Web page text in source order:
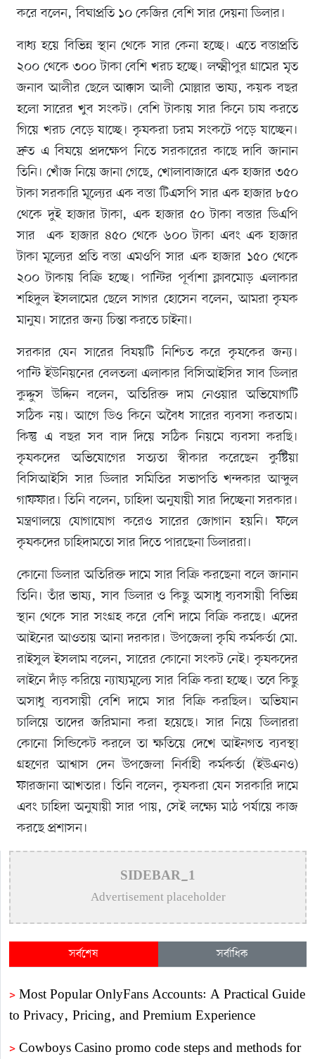
করে বলেন, বিঘাপ্রতি ১০ কেজির বেশি সার দেয়না ডিলার।
বাধ্য হয়ে বিভিন্ন স্থান থেকে সার কেনা হচ্ছে। এতে বস্তাপ্রতি
২০০ থেকে ৩০০ টাকা বেশি খরচ হচ্ছে। লক্ষ্মীপুর গ্রামের মৃত
জনাব আলীর ছেলে আক্কাস আলী মোল্লার ভাষ্য, কয়ক বছর
হলো সারের খুব সংকট। বেশি টাকায় সার কিনে চাষ করতে
গিয়ে খরচ বেড়ে যাচ্ছে। কৃষকরা চরম সংকটে পড়ে যাচ্ছেন।
দ্রুত এ বিষয়ে প্রদক্ষেপ নিতে সরকারের কাছে দাবি জানান
তিনি। খোঁজ নিয়ে জানা গেছে, খোলাবাজারে এক হাজার ৩৫০
টাকা সরকারি মূল্যের এক বস্তা টিএসপি সার এক হাজার ৮৫০
থেকে দুই হাজার টাকা, এক হাজার ৫০ টাকা বস্তার ডিএপি
সার এক হাজার ৪৫০ থেকে ৬০০ টাকা এবং এক হাজার
টাকা মূল্যের প্রতি বস্তা এমওপি সার এক হাজার ১৫০ থেকে
২০০ টাকায় বিক্রি হচ্ছে। পান্টির পূর্বাশা ক্লাবমোড় এলাকার
শহিদুল ইসলামের ছেলে সাগর হোসেন বলেন, আমরা কৃষক
মানুষ। সারের জন্য চিন্তা করতে চাইনা।
সরকার যেন সারের বিষয়টি নিশ্চিত করে কৃষকের জন্য।
পান্টি ইউনিয়নের বেলতলা এলাকার বিসিআইসির সাব ডিলার
কুদ্দুস উদ্দিন বলেন, অতিরিক্ত দাম নেওয়ার অভিযোগটি
সঠিক নয়। আগে ডিও কিনে অবৈধ সারের ব্যবসা করতাম।
কিন্তু এ বছর সব বাদ দিয়ে সঠিক নিয়মে ব্যবসা করছি।
কৃষকদের অভিযোগের সত্যতা স্বীকার করেছেন কুষ্টিয়া
বিসিআইসি সার ডিলার সমিতির সভাপতি খন্দকার আব্দুল
গাফফার। তিনি বলেন, চাহিদা অনুযায়ী সার দিচ্ছেনা সরকার।
মন্ত্রণালয়ে যোগাযোগ করেও সারের জোগান হয়নি। ফলে
কৃষকদের চাহিদামতো সার দিতে পারছেনা ডিলাররা।
কোনো ডিলার অতিরিক্ত দামে সার বিক্রি করছেনা বলে জানান
তিনি। তাঁর ভাষ্য, সাব ডিলার ও কিছু অসাধু ব্যবসায়ী বিভিন্ন
স্থান থেকে সার সংগ্রহ করে বেশি দামে বিক্রি করছে। এদের
আইনের আওতায় আনা দরকার। উপজেলা কৃষি কর্মকর্তা মো.
রাইসুল ইসলাম বলেন, সারের কোনো সংকট নেই। কৃষকদের
লাইনে দাঁড় করিয়ে ন্যায্যমূল্যে সার বিক্রি করা হচ্ছে। তবে কিছু
অসাধু ব্যবসায়ী বেশি দামে সার বিক্রি করছিল। অভিযান
চালিয়ে তাদের জরিমানা করা হয়েছে। সার নিয়ে ডিলাররা
কোনো সিন্ডিকেট করলে তা ক্ষতিয়ে দেখে আইনগত ব্যবস্থা
গ্রহণের আশ্বাস দেন উপজেলা নির্বাহী কর্মকর্তা (ইউএনও)
ফারজানা আখতার। তিনি বলেন, কৃষকরা যেন সরকারি দামে
এবং চাহিদা অনুযায়ী সার পায়, সেই লক্ষ্যে মাঠ পর্যায়ে কাজ
করছে প্রশাসন।
SIDEBAR_1
Advertisement placeholder
সর্বশেষ সর্বাধিক
> Most Popular OnlyFans Accounts: A Practical Guide
to Privacy, Pricing, and Premium Experience
> Cowboys Casino promo code steps and methods for